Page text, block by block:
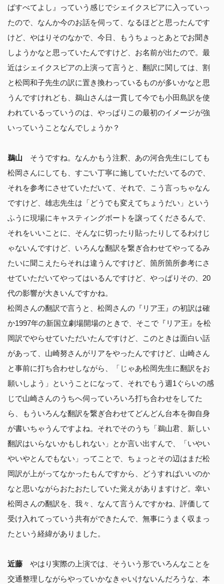
ばすべてよし』っていう感じでシェイクスピアに入っていっ
たので、なんか今のお話を伺って、なるほどと思ったんです
けど、やはりそのなかで、今日、もうちょっとあとでお聞き
しようかなと思っていたんですけど、お名前が出たので。最
近はシェイクスピアの上演って言うと、翻訳に関しては、割
と松岡和子先生の訳に置き換わっているものが多いかなと思
うんですけれども、鵜山さんは一貫して今でも小田島訳を使
われているっていうのは、やっぱりこの最初のイメージが強
いっていうことなんでしょうか？
鵜山 そうですね。なんかもう注釈、あの河合先生にしても
松岡さんにしても、すごい丁寧に施していただいてるので、
それを参考にさせていただいて、それで、こう言っちゃなん
ですけど、雄志先生は「どうでも変えてちょうだい」という
ふうに現場にキャスティングボートを譲ってくださるんで、
それをいいことに、そんなに切ったり貼ったりしてるわけじ
ゃないんですけど、いろんな翻訳を繋ぎ合わせてやってるみ
たいに聞こえたらそれは違うんですけど、箇所箇所参考にさ
せていただいてやってはいるんですけど、やっぱりその、20
代の影響が大きいんですかね。
松岡さんの翻訳で言うと、松岡さんの『リア王』の初訳は確
か1997年の新国立劇場開場のときで、そこで『リア王』を松
岡訳でやらせていただいたんですけど、このときは面白い話
があって、山崎努さんがリアをやったんですけど、山崎さん
と事前に打ち合わせしながら、「じゃあ松岡先生に翻訳をお
願いしよう」ということになって、それでもう週1ぐらいの感
じで山崎さんのうちへ伺っていろいろ打ち合わせをしてた
ら、もういろんな翻訳を繋ぎ合わせてどんどん台本を御自身
が書いちゃうんですよね。それでそのうち「鵜山君、新しい
翻訳はいらないかもしれない」とか言い出すんで、「いやい
やいやとんでもない」ってことで、ちょっとその辺はまだ松
岡訳が上がってなかったもんですから、どうすればいいのか
なと思いながらおたおたしていた覚えがありますけど。幸い
松岡さんの翻訳を、我々、なんて言うんですかね、評価して
受け入れてっていう共有ができたんで、無事にうまく収まっ
たという経緯がありました。
近藤 やはり実際の上演では、そういう形でいろんなことを
交通整理しながらやっていかなきゃいけないんだろうな、本